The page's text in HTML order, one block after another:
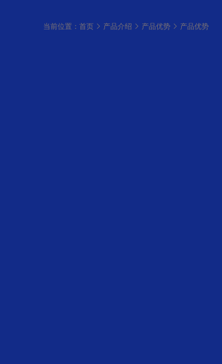
当前位置： 首页 产品介绍 产品优势 产品优势